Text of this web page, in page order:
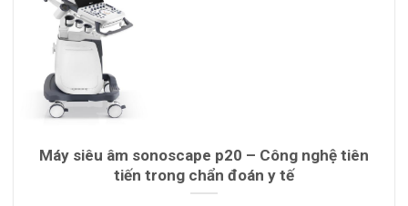
Máy siêu âm sonoscape p20 – Công nghệ tiên
tiến trong chẩn đoán y tế